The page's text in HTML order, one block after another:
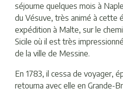
séjourne quelques mois à
du Vésuve, très animé à cette
expédition à Malte, sur le
Sicile où il est très
de la ville de Messine.
En 1783, il cessa de voyager,
retourna avec elle en Grande-